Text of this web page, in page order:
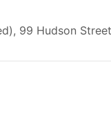
99 Hudson